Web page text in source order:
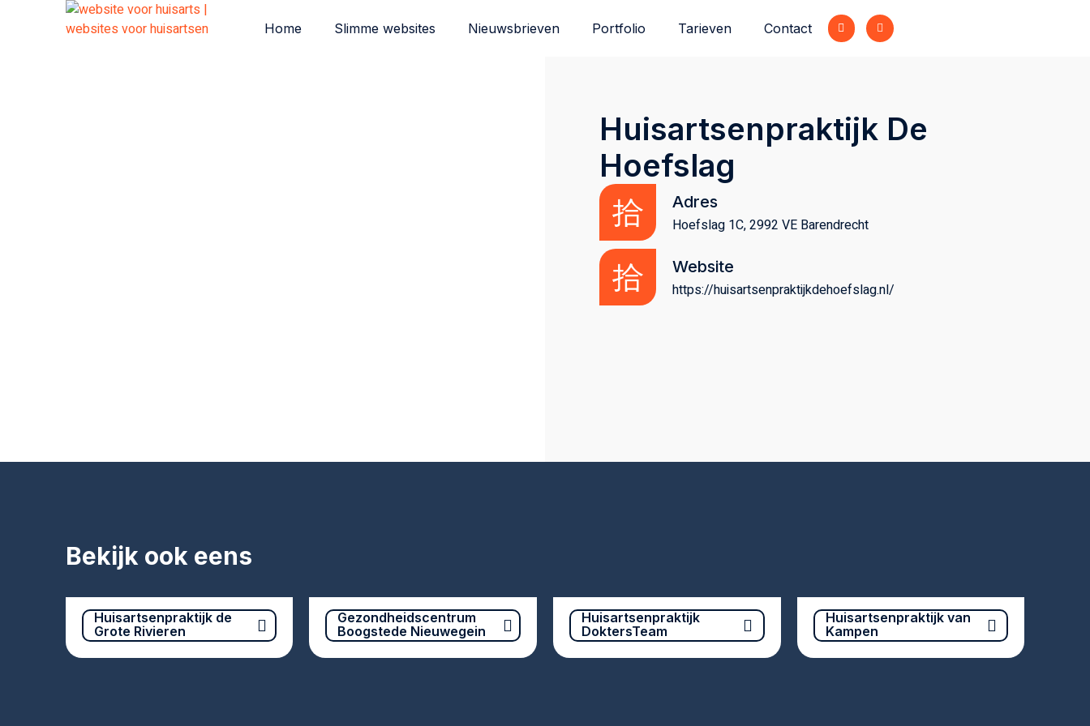
Home Slimme websites Nieuwsbrieven Portfolio Tarieven Contact
Huisartsenpraktijk De
Hoefslag
Adres
Hoefslag 1C, 2992 VE Barendrecht
Website
https://huisartsenpraktijkdehoefslag.nl/
Bekijk ook eens
Huisartsenpraktijk de
Grote Rivieren
Gezondheidscentrum
Boogstede Nieuwegein
Huisartsenpraktijk
DoktersTeam
Huisartsenpraktijk van
Kampen